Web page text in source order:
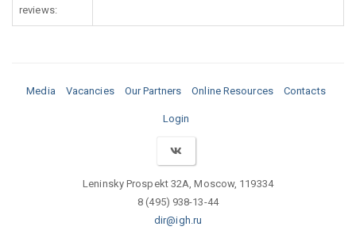
reviews:
Media Vacancies Our Partners Online Resources Contacts
Login
Leninsky Prospekt 32A, Moscow, 119334
8 (495) 938-13-44
dir@igh.ru